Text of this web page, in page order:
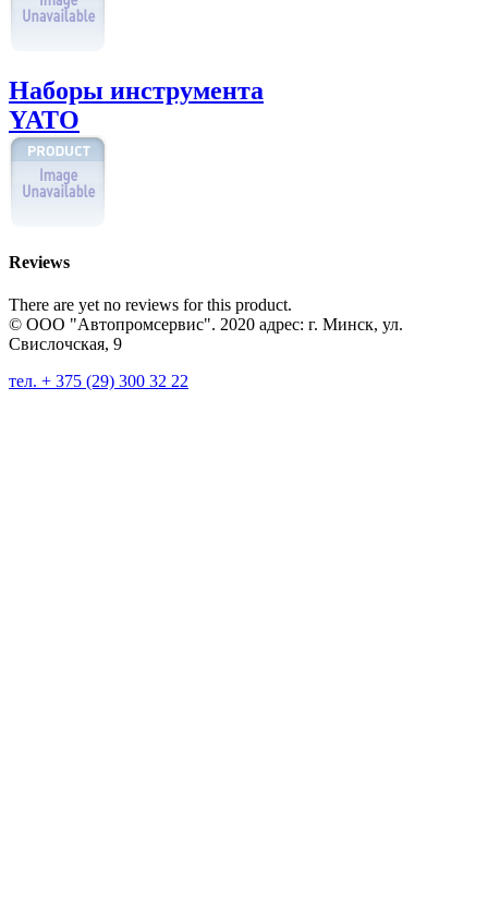
Наборы инструмента
YATO
Reviews
There are yet no reviews for this product.
© ООО "Автопромсервис". 2020 адрес: г. Минск, ул.
Свислочская, 9
тел. + 375 (29) 300 32 22